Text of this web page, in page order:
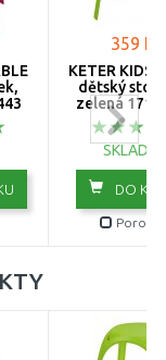
359 Kč
KETER KIDS
dětský
zelená
DO